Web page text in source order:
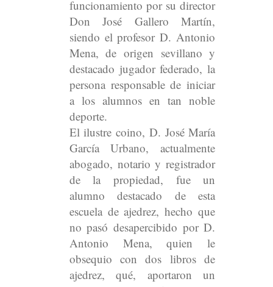
funcionamiento por su director
Don José Gallero Martín,
siendo el profesor D. Antonio
Mena, de origen sevillano y
destacado jugador federado, la
persona responsable de iniciar
a los alumnos en tan noble
deporte.
El ilustre coino, D. José María
García Urbano, actualmente
abogado, notario y registrador
de la propiedad, fue un
alumno destacado de esta
escuela de ajedrez, hecho que
no pasó desapercibido por D.
Antonio Mena, quien le
obsequio con dos libros de
ajedrez, qué, aportaron un